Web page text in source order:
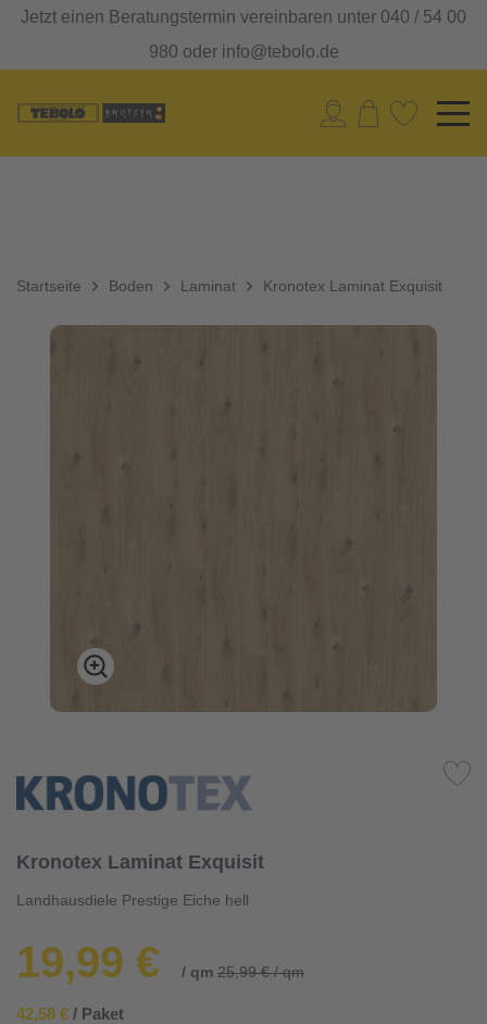
Jetzt einen Beratungstermin vereinbaren unter 040 / 54 00
980 oder info@tebolo.de
Startseite Boden Laminat Kronotex Laminat Exquisit
Kronotex Laminat Exquisit
Landhausdiele Prestige Eiche hell
19,99 € / qm 25,99 € / qm
42,58 € / Paket